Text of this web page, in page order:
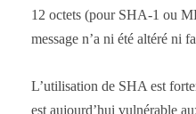
12 octets (pour SHA-1 ou
message n’a ni été altéré ni
L’utilisation de SHA est
est aujourd’hui vulnérable